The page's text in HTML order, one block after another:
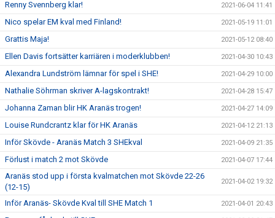
Renny Svennberg klar! 2021-06-04 11:41
Nico spelar EM kval med Finland! 2021-05-19 11:01
Grattis Maja! 2021-05-12 08:40
Ellen Davis fortsätter karriären i moderklubben! 2021-04-30 10:43
Alexandra Lundström lämnar för spel i SHE! 2021-04-29 10:00
Nathalie Söhrman skriver A-lagskontrakt! 2021-04-28 15:47
Johanna Zaman blir HK Aranäs trogen! 2021-04-27 14:09
Louise Rundcrantz klar för HK Aranäs 2021-04-12 21:13
Inför Skövde - Aranäs Match 3 SHEkval 2021-04-09 21:35
Förlust i match 2 mot Skövde 2021-04-07 17:44
Aranäs stod upp i första kvalmatchen mot Skövde 22-26
(12-15)
2021-04-02 19:32
Inför Aranäs- Skövde Kval till SHE Match 1 2021-04-01 20:43